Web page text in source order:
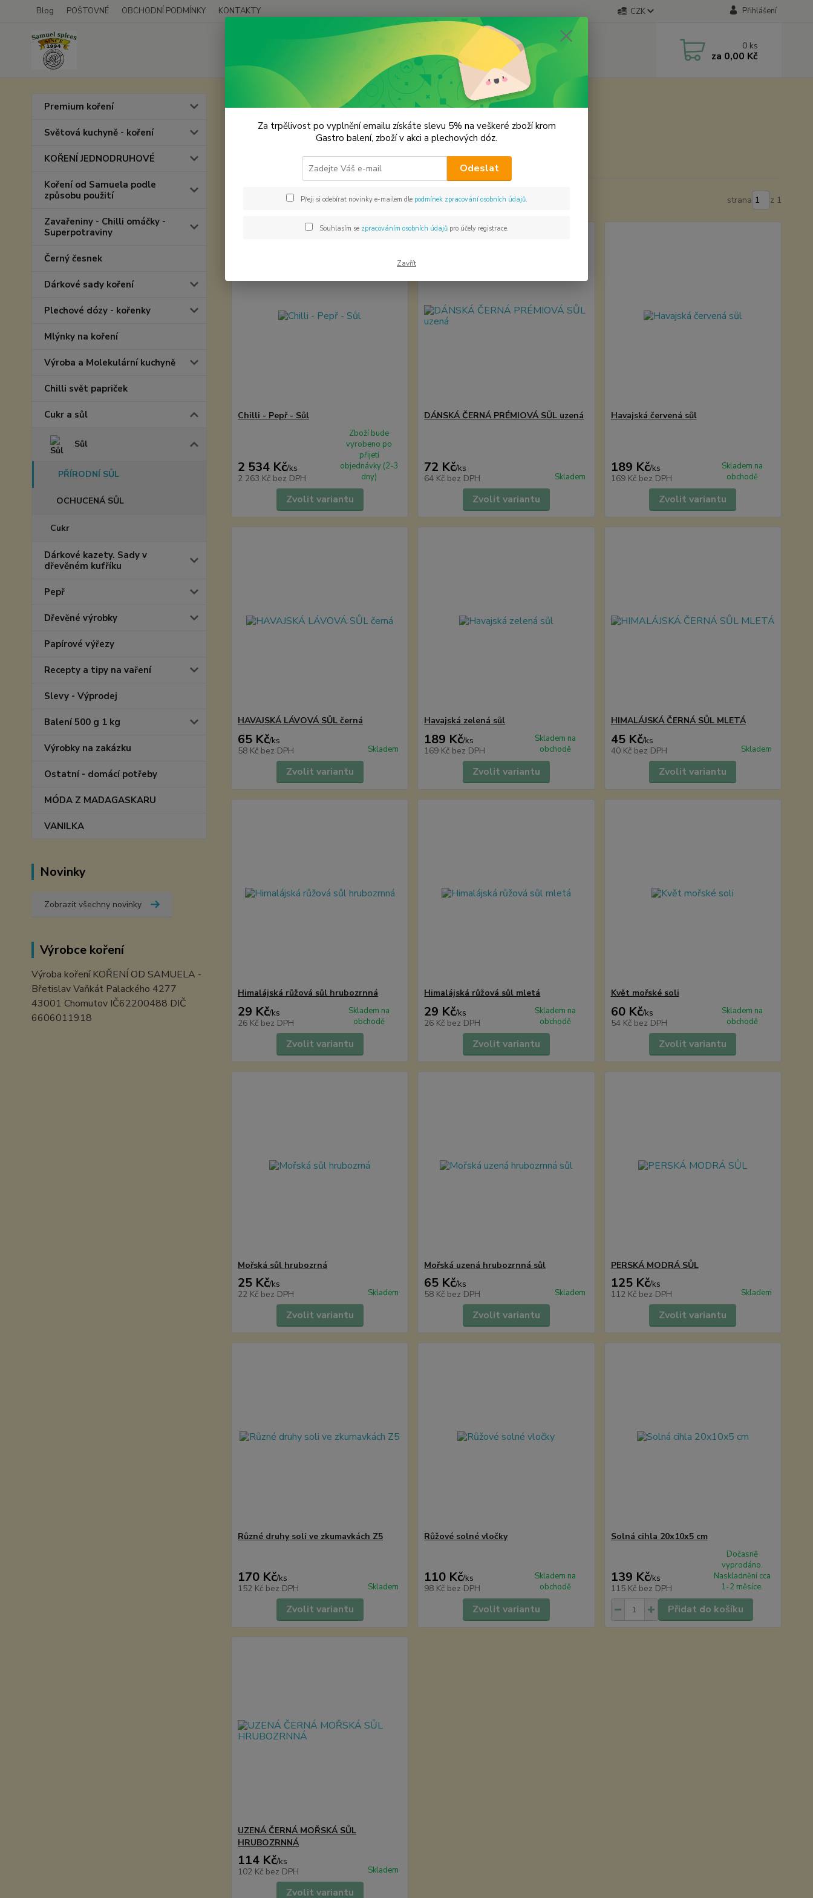
Blog POŠTOVNÉ OBCHODNÍ PODMÍNKY KONTAKTY CZK Přihlášení
0 ks
za 0,00 Kč
Premium koření
Světová kuchyně - koření
KOŘENÍ JEDNODRUHOVÉ
Koření od Samuela podle
způsobu použití
Zavařeniny - Chilli omáčky -
Superpotraviny
Černý česnek
Dárkové sady koření
Plechové dózy - kořenky
Mlýnky na koření
Výroba a Molekulární kuchyně
Chilli svět papriček
Cukr a sůl
Sůl
PŘÍRODNÍ SŮL
OCHUCENÁ SŮL
Cukr
Dárkové kazety. Sady v
dřevěném kufříku
Pepř
Dřevěné výrobky
Papírové výřezy
Recepty a tipy na vaření
Slevy - Výprodej
Balení 500 g 1 kg
Výrobky na zakázku
Ostatní - domácí potřeby
MÓDA Z MADAGASKARU
VANILKA
Novinky
Zobrazit všechny novinky
Výrobce koření
Výroba koření KOŘENÍ OD SAMUELA -
Břetislav Vaňkát Palackého 4277
43001 Chomutov IČ62200488 DIČ
6606011918
PŘÍRODNÍ SŮL
PŘÍRODNÍ SŮL
Nejlevnější Nejdražší
Zobrazuji 1-16 z 16 strana z 1
Chilli - Pepř - Sůl
2 534 Kč/ks
2 263 Kč bez DPH
Zboží bude
vyrobeno po
přijetí
objednávky (2-3
dny)
Zvolit variantu
DÁNSKÁ ČERNÁ PRÉMIOVÁ SŮL uzená
72 Kč/ks
64 Kč bez DPH Skladem
Zvolit variantu
Havajská červená sůl
189 Kč/ks
169 Kč bez DPH
Skladem na
obchodě
Zvolit variantu
HAVAJSKÁ LÁVOVÁ SŮL černá
65 Kč/ks
58 Kč bez DPH Skladem
Zvolit variantu
Havajská zelená sůl
189 Kč/ks
169 Kč bez DPH
Skladem na
obchodě
Zvolit variantu
HIMALÁJSKÁ ČERNÁ SŮL MLETÁ
45 Kč/ks
40 Kč bez DPH Skladem
Zvolit variantu
Himalájská růžová sůl hrubozrnná
29 Kč/ks
26 Kč bez DPH
Skladem na
obchodě
Zvolit variantu
Himalájská růžová sůl mletá
29 Kč/ks
26 Kč bez DPH
Skladem na
obchodě
Zvolit variantu
Květ mořské soli
60 Kč/ks
54 Kč bez DPH
Skladem na
obchodě
Zvolit variantu
Mořská sůl hrubozrná
25 Kč/ks
22 Kč bez DPH Skladem
Zvolit variantu
Mořská uzená hrubozrnná sůl
65 Kč/ks
58 Kč bez DPH Skladem
Zvolit variantu
PERSKÁ MODRÁ SŮL
125 Kč/ks
112 Kč bez DPH Skladem
Zvolit variantu
Různé druhy soli ve zkumavkách Z5
170 Kč/ks
152 Kč bez DPH Skladem
Zvolit variantu
Růžové solné vločky
110 Kč/ks
98 Kč bez DPH
Skladem na
obchodě
Zvolit variantu
Solná cihla 20x10x5 cm
139 Kč/ks
115 Kč bez DPH
Dočasně
vyprodáno.
Naskladnění cca
1-2 měsíce.
Přidat do košíku
UZENÁ ČERNÁ MOŘSKÁ SŮL
HRUBOZRNNÁ
114 Kč/ks
102 Kč bez DPH Skladem
Zvolit variantu
Za trpělivost po vyplnění emailu získáte slevu 5% na veškeré zboží krom
Gastro balení, zboží v akci a plechových dóz.
Odeslat
Přeji si odebírat novinky e-mailem dle podmínek zpracování osobních údajů.
Souhlasím se zpracováním osobních údajůpro účely registrace.
Zavřít